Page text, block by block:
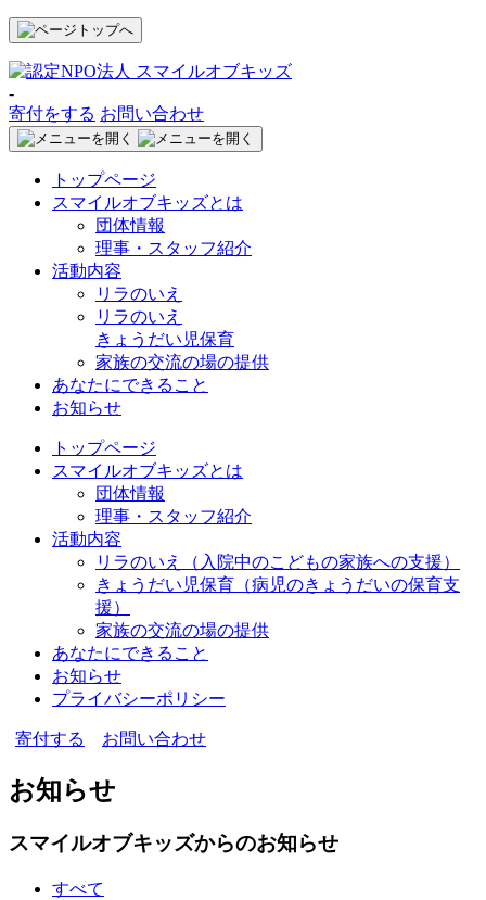
-
寄付をする お問い合わせ
トップページ
スマイルオブキッズとは
団体情報
理事・スタッフ紹介
活動内容
リラのいえ
リラのいえ
きょうだい児保育
家族の交流の場の提供
あなたにできること
お知らせ
トップページ
スマイルオブキッズとは
団体情報
理事・スタッフ紹介
活動内容
リラのいえ
（入院中のこどもの家族への支援）
きょうだい児保育 （病児のきょうだいの保育支
援）
家族の交流の場の提供
あなたにできること
お知らせ
プライバシーポリシー
寄付する お問い合わせ
お知らせ
スマイルオブキッズからのお知らせ
すべて